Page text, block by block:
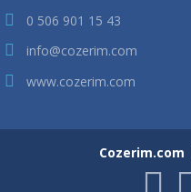
0 506 901 15 43
info@cozerim.com
www.cozerim.com
Cozerim.com